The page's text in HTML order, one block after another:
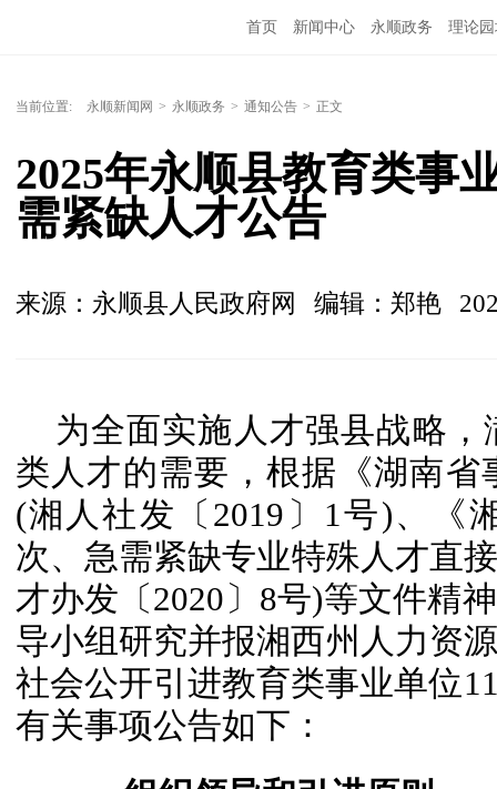
首页 新闻中心 永顺政务 理论
当前位置: 永顺新闻网 > 永顺政务 > 通知公告 > 正文
2025年永顺县教育类事
需紧缺人才公告
来源：永顺县人民政府网 编辑：郑艳
为全面实施人才强县战略
类人才的需要，根据《湖南
(湘人社发〔2019〕1号)、《
次、急需紧缺专业特殊人才直
才办发〔2020〕8号)等文件精
导小组研究并报湘西州人力资
社会公开引进教育类事业单位
有关事项公告如下：